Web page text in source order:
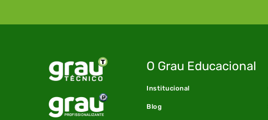
O Grau Educacional
Institucional
Blog